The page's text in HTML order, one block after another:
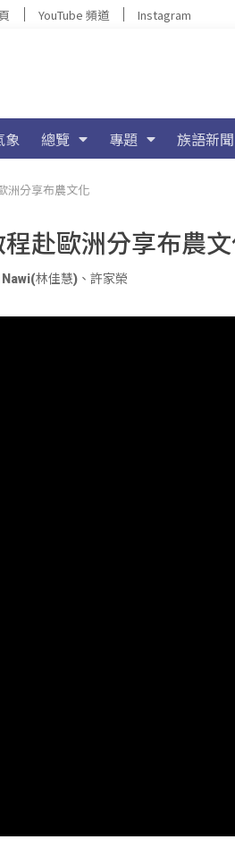
YouTube 頻道 Instagram
象 總覽 專題 族語新聞
洲分享布農文化
程赴歐洲分享布農
Nawi(林佳慧) 、 許家榮